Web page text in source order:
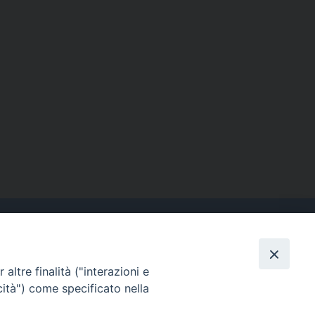
Contatti
Tel. 090.6684111 - Fax.
altre finalità ("interazioni e
come specificato nella